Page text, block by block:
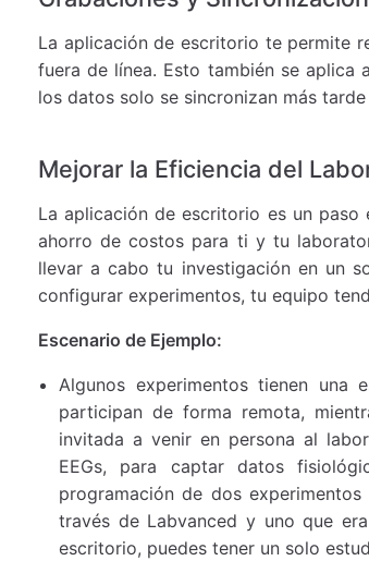
La aplicación de escritorio te permite
fuera de línea. Esto también se aplica
los datos solo se sincronizan más
Mejorar la Eficiencia del
La aplicación de escritorio es un
ahorro de costos para ti y tu
llevar a cabo tu investigación en un
configurar experimentos, tu equipo
Escenario de Ejemplo:
Algunos experimentos tienen
participan de forma remota,
invitada a venir en persona al
EEGs, para captar datos
programación de dos
través de Labvanced y uno que
escritorio, puedes tener un solo